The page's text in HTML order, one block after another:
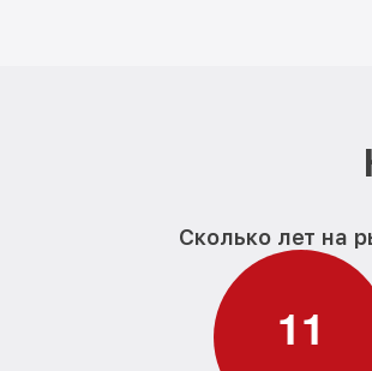
Сколько лет на
11